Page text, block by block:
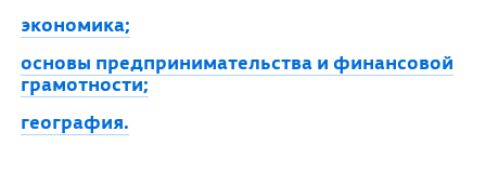
экономика;
основы предпринимательства и финансовой
грамотности;
география.